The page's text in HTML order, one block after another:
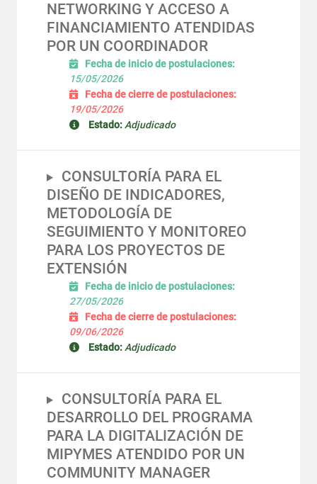
NETWORKING Y ACCESO A
FINANCIAMIENTO ATENDIDAS
POR UN COORDINADOR
Fecha de inicio de postulaciones:
15/05/2026
Fecha de cierre de postulaciones:
19/05/2026
Estado: Adjudicado
CONSULTORÍA PARA EL
DISEÑO DE INDICADORES,
METODOLOGÍA DE
SEGUIMIENTO Y MONITOREO
PARA LOS PROYECTOS DE
EXTENSIÓN
Fecha de inicio de postulaciones:
27/05/2026
Fecha de cierre de postulaciones:
09/06/2026
Estado: Adjudicado
CONSULTORÍA PARA EL
DESARROLLO DEL PROGRAMA
PARA LA DIGITALIZACIÓN DE
MIPYMES ATENDIDO POR UN
COMMUNITY MANAGER